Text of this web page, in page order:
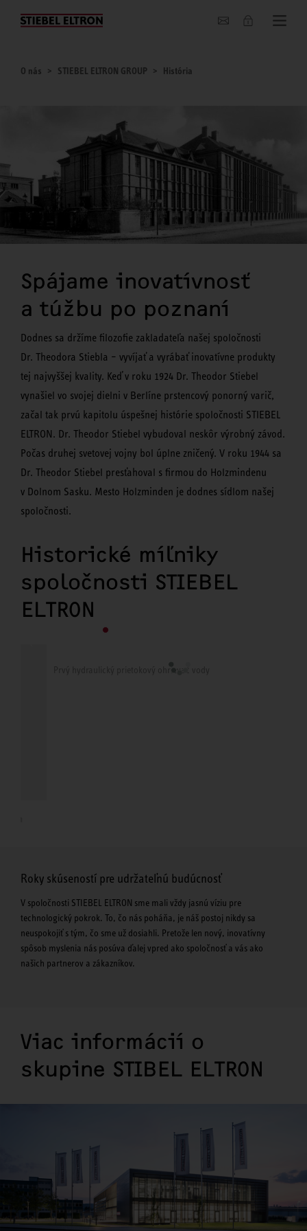
O nás
O nás STIEBEL ELTRON GROUP História
Spájame inovatívnosť
a túžbu po poznaní
Dodnes sa držíme filozofie zakladateľa našej spoločnosti
Dr. Theodora Stiebla – vyvíjať a vyrábať inovatívne produkty
tej najvyššej kvality. Keď v roku 1924 Dr. Theodor Stiebel
vynašiel vo svojej dielni v Berlíne prstencový ponorný varič,
začal tak prvú kapitolu úspešnej histórie spoločnosti STIEBEL
ELTRON. Dr. Theodor Stiebel vybudoval neskôr výrobný závod.
Počas druhej svetovej vojny bol úplne zničený. V roku 1944 sa
Dr. Theodor Stiebel presťahoval s firmou do Holzmindenu
v Dolnom Sasku. Mesto Holzminden je dodnes sídlom našej
spoločnosti.
Historické míľniky
spoločnosti STIEBEL
ELTRON
Roky skúseností pre udržateľnú budúcnosť
V spoločnosti STIEBEL ELTRON sme mali vždy jasnú víziu pre
technologický pokrok. To, čo nás poháňa, je náš postoj nikdy sa
neuspokojiť s tým, čo sme už dosiahli. Pretože len nový, inovatívny
spôsob myslenia nás posúva ďalej vpred ako spoločnosť a vás ako
našich partnerov a zákazníkov.
Viac informácií o
skupine STIBEL ELTRON